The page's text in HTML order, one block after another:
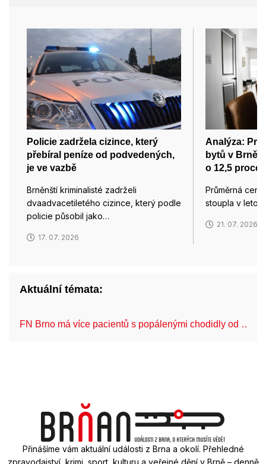
Policie zadržela cizince, který
přebíral peníze od podvedených,
je ve vazbě
Brněnští kriminalisté zadrželi
dvaadvacetiletého cizince, který podle
policie působil jako…
17. 07. 2026
Analýza:
bytů v Brně
o 12,5
Průměrná
stoupla v
21. 07. 2026
Aktuální témata:
FN Brno má více pacientů s popálenými chodidly od …
Přinášíme vám aktuální události z Brna a okolí. Přehledné
zpravodajství, krimi, sport, kulturu a veřejné dění v Brně – denně